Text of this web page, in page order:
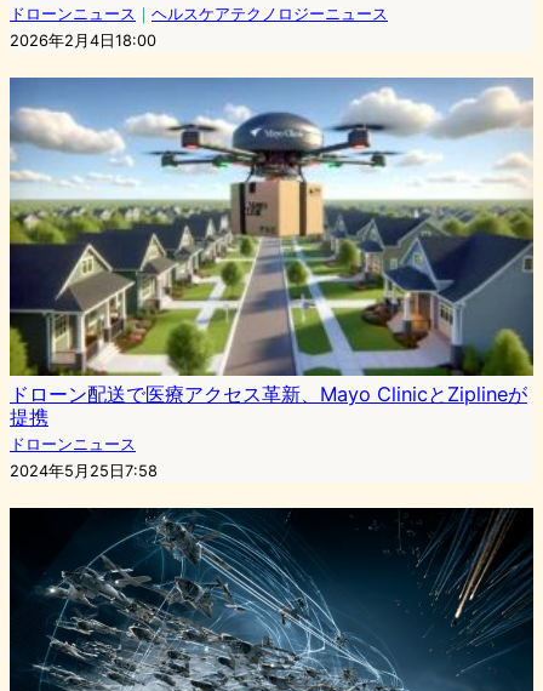
ドローンニュース ｜ ヘルスケアテクノロジーニュース
2026年2月4日18:00
ドローン配送で医療アクセス革新、Mayo ClinicとZiplineが
提携
ドローンニュース
2024年5月25日7:58